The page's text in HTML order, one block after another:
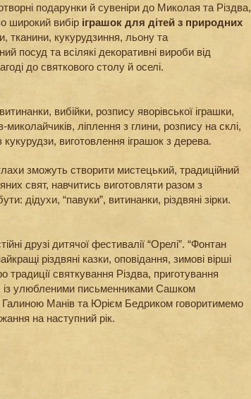
подарунки й сувеніри до Миколая та Різдва,
широкий вибір іграшок для дітей з природних
тканини, кукурудзиння, льону та
посуд та всілякі декоративні вироби від
до святкового столу й оселі.
вибійки, розпису яворівської іграшки,
миколайчиків, ліплення з глини, розпису на склі,
виготовлення іграшок з дерева.
зможуть створити мистецький, традиційний
свят, навчитись виготовляти разом з
дідухи, “павуки”, витинанки, різдвяні зірки.
друзі дитячої фестивалії “Орелі”. “Фонтан
різдвяні казки, оповідання, зимові вірші
святкування Різдва, приготування
із улюбленими письменниками Сашком
Манів та Юрієм Бедриком говоритимемо
на наступний рік.